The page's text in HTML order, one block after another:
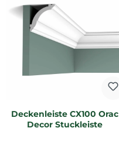
Deckenleiste CX100 Orac
Decor Stuckleiste